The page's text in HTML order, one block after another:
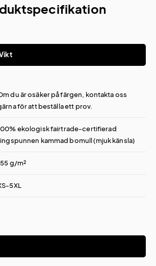
du är osäker på färgen, kontakta oss
för att beställa ett prov.
ekologisk fairtrade-certifierad
kammad bomull (mjuk känsla)
g/m²
5XL